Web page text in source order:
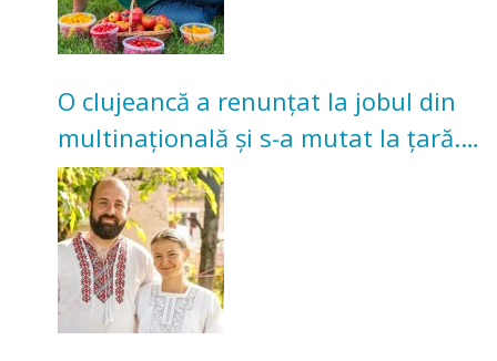
O clujeancă a renunțat la jobul din
multinațională și s-a mutat la țară.
Acum cultivă legume în grădina
bunicilor